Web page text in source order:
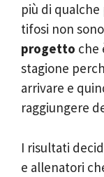
più di qualche
tifosi non
progetto che
stagione
arrivare e
raggiungere
I risultati
e allenatori